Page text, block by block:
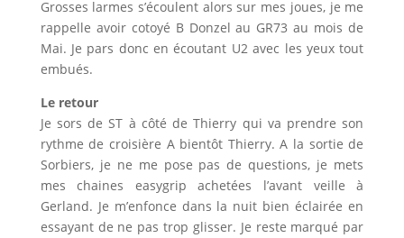
Grosses larmes s’écoulent alors sur mes joues, je me
rappelle avoir cotoyé B Donzel au GR73 au mois de
Mai. Je pars donc en écoutant U2 avec les yeux tout
embués.
Le retour
Je sors de ST à côté de Thierry qui va prendre son
rythme de croisière A bientôt Thierry. A la sortie de
Sorbiers, je ne me pose pas de questions, je mets
mes chaines easygrip achetées l’avant veille à
Gerland. Je m’enfonce dans la nuit bien éclairée en
essayant de ne pas trop glisser. Je reste marqué par